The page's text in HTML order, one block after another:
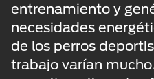
entrenamiento y
necesidades
de los perros
trabajo varían